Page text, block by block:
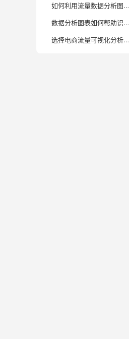
如何利用流量数据分析图优化电商店铺的推广策略？
数据分析图表如何帮助识别并修复电商流量“黑洞”区域？
选择电商流量可视化分析工具时，需要重点关注哪些实用功能？